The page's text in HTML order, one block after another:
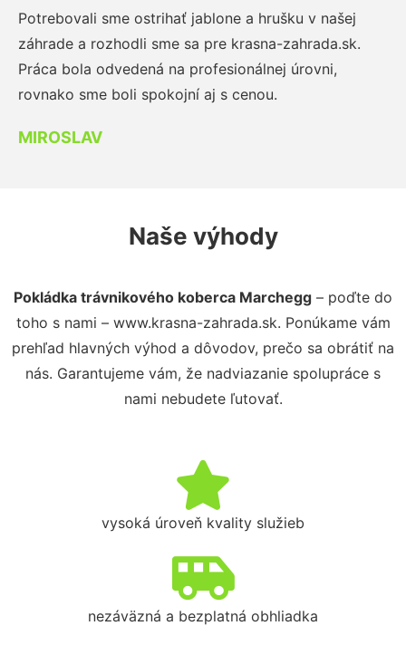
Potrebovali sme ostrihať jablone a hrušku v našej
záhrade a rozhodli sme sa pre krasna-zahrada.sk.
Práca bola odvedená na profesionálnej úrovni,
rovnako sme boli spokojní aj s cenou.
MIROSLAV
Naše výhody
Pokládka trávnikového koberca Marchegg – poďte do
toho s nami – www.krasna-zahrada.sk. Ponúkame vám
prehľad hlavných výhod a dôvodov, prečo sa obrátiť na
nás. Garantujeme vám, že nadviazanie spolupráce s
nami nebudete ľutovať.
vysoká úroveň kvality služieb
nezáväzná a bezplatná obhliadka